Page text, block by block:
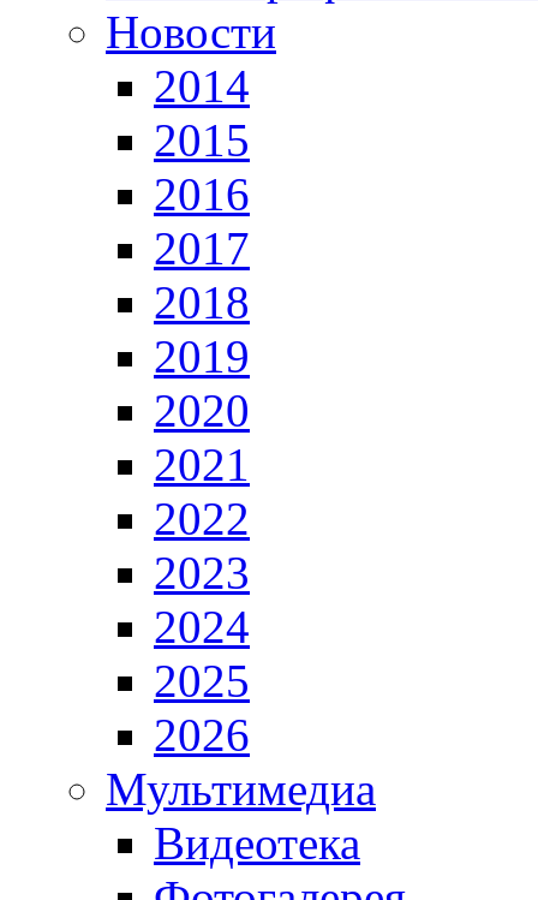
Новости
2014
2015
2016
2017
2018
2019
2020
2021
2022
2023
2024
2025
2026
Мультимедиа
Видеотека